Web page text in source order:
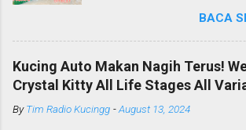
Haipet merupakan salah
kucing yang diproduksi oleh
Surya, Indonesia. Perusahaan
bidang produk perlengkapan
Tree Furniture, Cat
Litter, Cat Sandbox/Cat Litter,
BACA
Kucing Auto Makan Nagih Terus!
Crystal Kitty All Life Stages All
ByTim Radio Kucingg -August 13, 2024